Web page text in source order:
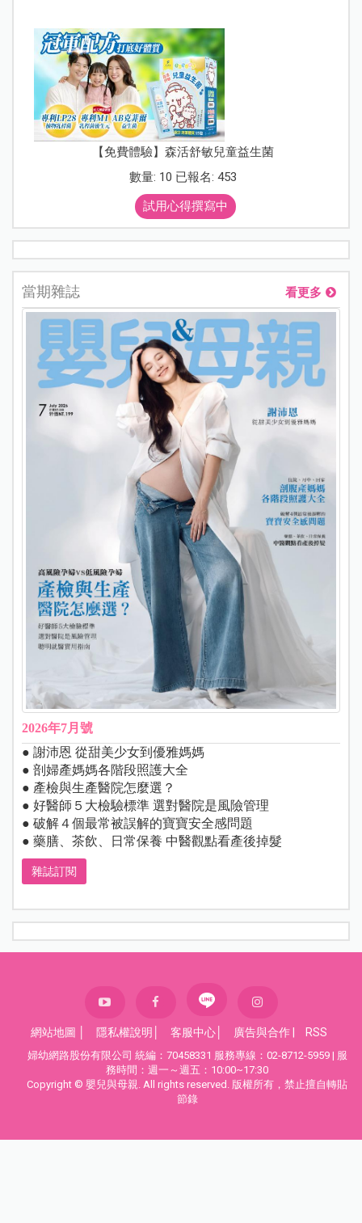
【免費體驗】森活舒敏兒童益生菌
數量: 10 已報名: 453
試用心得撰寫中
當期雜誌 看更多
2026年7月號
● 謝沛恩 從甜美少女到優雅媽媽
● 剖婦產媽媽各階段照護大全
● 產檢與生產醫院怎麼選？
● 好醫師５大檢驗標準 選對醫院是風險管理
● 破解４個最常被誤解的寶寶安全感問題
● 藥膳、茶飲、日常保養 中醫觀點看產後掉髮
雜誌訂閱
網站地圖 隱私權說明 客服中心 廣告與合作 RSS
婦幼網路股份有限公司 統編：70458331 服務專線：02-8712-5959 | 服
務時間：週一～週五：10:00~17:30
Copyright © 嬰兒與母親. All rights reserved. 版權所有，禁止擅自轉貼
節錄